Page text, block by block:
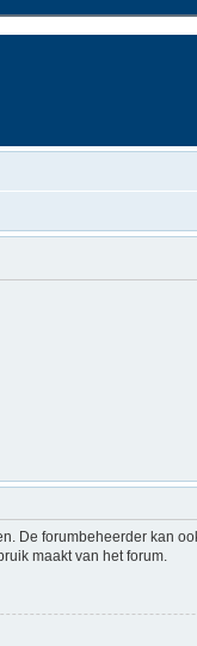
De forumbeheerder kan
maakt van het forum.